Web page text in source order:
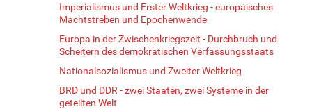
Imperialismus und Erster Weltkrieg - europäisches
Machtstreben und Epochenwende
Europa in der Zwischenkriegszeit - Durchbruch und
Scheitern des demokratischen Verfassungsstaats
Nationalsozialismus und Zweiter Weltkrieg
BRD und DDR - zwei Staaten, zwei Systeme in der
geteilten Welt